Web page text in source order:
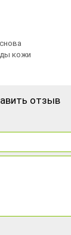
кожи
отзыв